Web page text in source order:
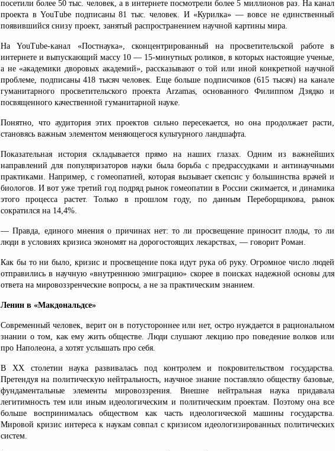
посетили более 50 тыс. человек, а в интернете посмотрели более 5 миллионов раз. На канал
проекта в YouTube подписаны 81 тыс. человек. И «Курилка» — вовсе не единственный
появившийся снизу проект, занятый распространением научной картины мира.
На YouTube-канал «Постнаука», сконцентрированный на просветительской работе в
интернете и выпускающий массу 10 — 15-минутных роликов, в которых настоящие ученые,
а не «академики дворовых академий», рассказывают о той или иной конкретной научной
проблеме, подписаны 418 тысяч человек. Еще больше подписчиков (615 тысяч) на канале
гуманитарного просветительского проекта Arzamas, основанного Филиппом Дзядко и
посвященного качественной гуманитарной науке.
Понятно, что аудитория этих проектов сильно пересекается, но она продолжает расти,
становясь важным элементом меняющегося культурного ландшафта.
Показательная история складывается прямо на наших глазах. Одним из важнейших
направлений для популяризаторов науки была борьба с предрассудками и антинаучными
практиками. Например, с гомеопатией, которая вызывает скепсис у большинства врачей и
биологов. И вот уже третий год подряд рынок гомеопатии в России сжимается, и динамика
этого процесса растет. Только в прошлом году, по данным Переборщикова, рынок
сократился на 14,4%.
— Правда, единого мнения о причинах нет: то ли просвещение приносит плоды, то ли
люди в условиях кризиса экономят на дорогостоящих лекарствах, — говорит Роман.
Как бы то ни было, кризис и просвещение пока идут рука об руку. Огромное число людей
отправились в научную «внутреннюю эмиграцию» скорее в поисках надежной основы для
ответа на мировоззренческие вопросы, а не за практическим знанием.
Ленин в «Макдональдсе»
Современный человек, верит он в потустороннее или нет, остро нуждается в рациональном
знании о том, как ему жить обществе. Люди слушают лекцию про поведение волков или
про Наполеона, а хотят услышать про себя.
В ХХ столетии наука развивалась под контролем и покровительством государства.
Претендуя на политическую нейтральность, научное знание поставляло обществу базовые,
фундаментальные элементы мировоззрения. Внешне нейтральная наука придавала
легитимность тем или иным идеологическим и политическим проектам. Поэтому она все
больше воспринималась обществом как часть идеологической машины государства.
Мировой кризис интереса к наукам совпал с кризисом идеологизированных политических
систем.